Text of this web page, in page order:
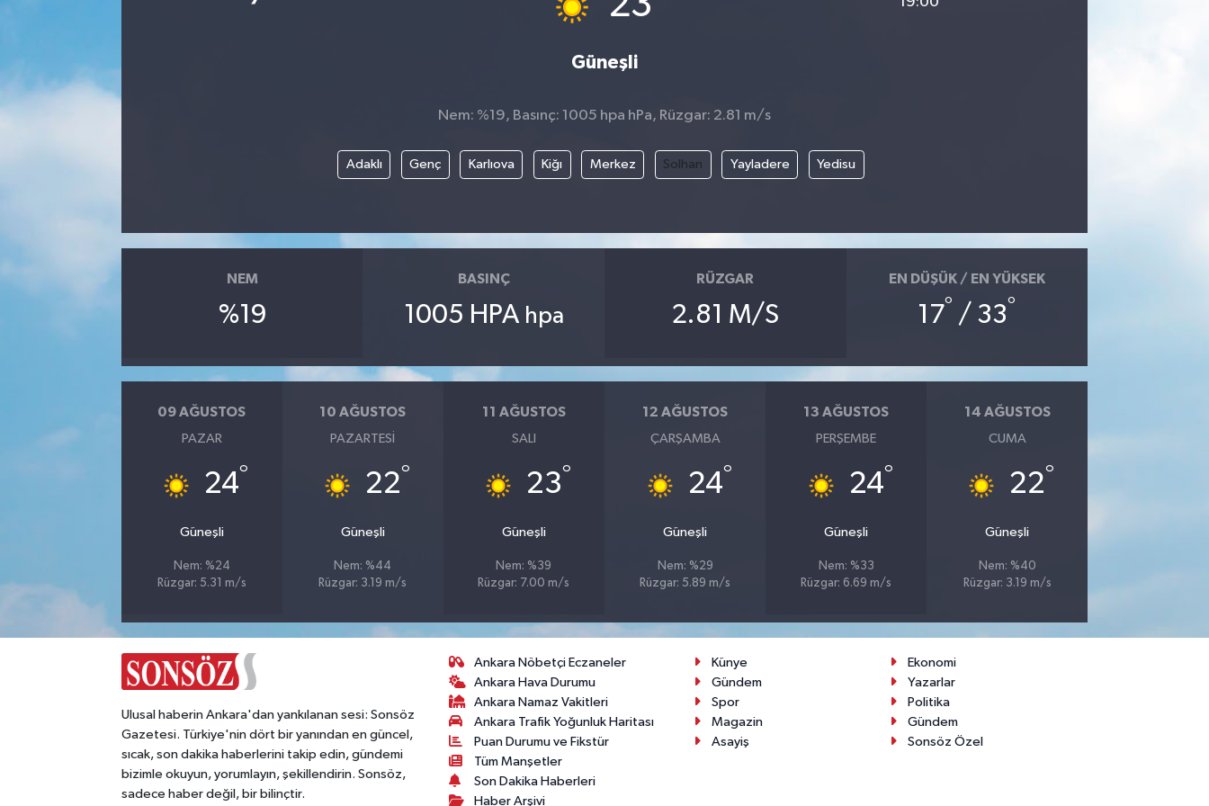
Güneşli
Nem: %19, Basınç: 1005 hpa hPa, Rüzgar: 2.81 m/s
Adaklı Genç Karlıova Kiğı Merkez Solhan Yayladere Yedisu
NEM
%19
BASINÇ
1005 HPA hpa
RÜZGAR
2.81 M/S
EN DÜŞÜK / EN YÜKSEK
17° / 33°
09 AĞUSTOS
PAZAR
24°
Güneşli
Nem: %24
Rüzgar: 5.31 m/s
10 AĞUSTOS
PAZARTESI
22°
Güneşli
Nem: %44
Rüzgar: 3.19 m/s
11 AĞUSTOS
SALI
23°
Güneşli
Nem: %39
Rüzgar: 7.00 m/s
12 AĞUSTOS
ÇARŞAMBA
24°
Güneşli
Nem: %29
Rüzgar: 5.89 m/s
13 AĞUSTOS
PERŞEMBE
24°
Güneşli
Nem: %33
Rüzgar: 6.69 m/s
14 AĞUSTOS
CUMA
22°
Güneşli
Nem: %40
Rüzgar: 3.19 m/s
Ulusal haberin Ankara'dan yankılanan sesi: Sonsöz
Gazetesi. Türkiye'nin dört bir yanından en güncel,
sıcak, son dakika haberlerini takip edin, gündemi
bizimle okuyun, yorumlayın, şekillendirin. Sonsöz,
sadece haber değil, bir bilinçtir.
Ankara Nöbetçi Eczaneler
Ankara Hava Durumu
Ankara Namaz Vakitleri
Ankara Trafik Yoğunluk Haritası
Puan Durumu ve Fikstür
Tüm Manşetler
Son Dakika Haberleri
Haber Arşivi
Künye
Ekonomi
Gündem
Yazarlar
Spor
Politika
Magazin
Gündem
Asayiş
Sonsöz Özel
Eleman
Sokak Hayvanlarını Sahiplendirme
Sonsöz Özel